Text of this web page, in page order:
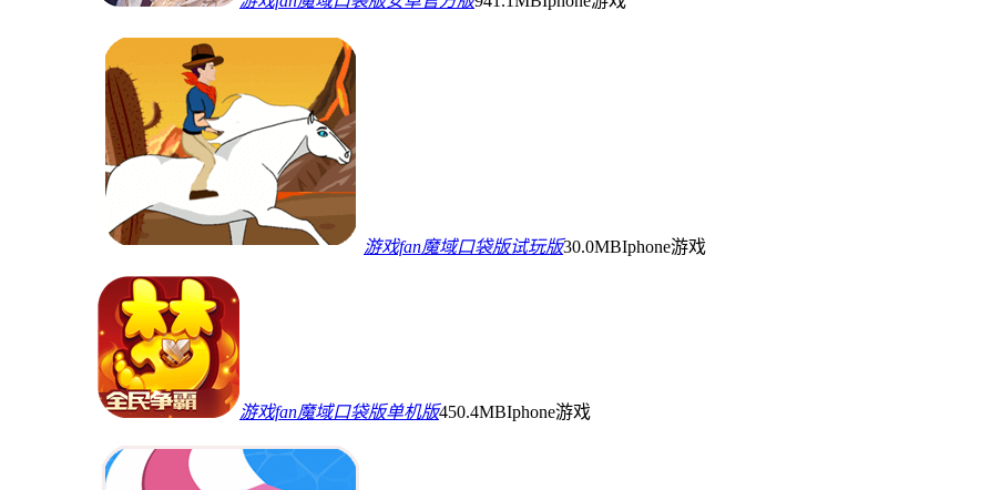
游戏fan魔域口袋版试玩版30.0MBIphone游戏
游戏fan魔域口袋版单机版450.4MBIphone游戏